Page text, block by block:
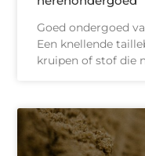
Goed ondergoed
Een knellende
kruipen of stof die